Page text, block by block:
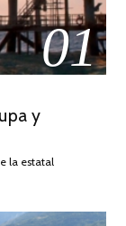
01
y
la estatal